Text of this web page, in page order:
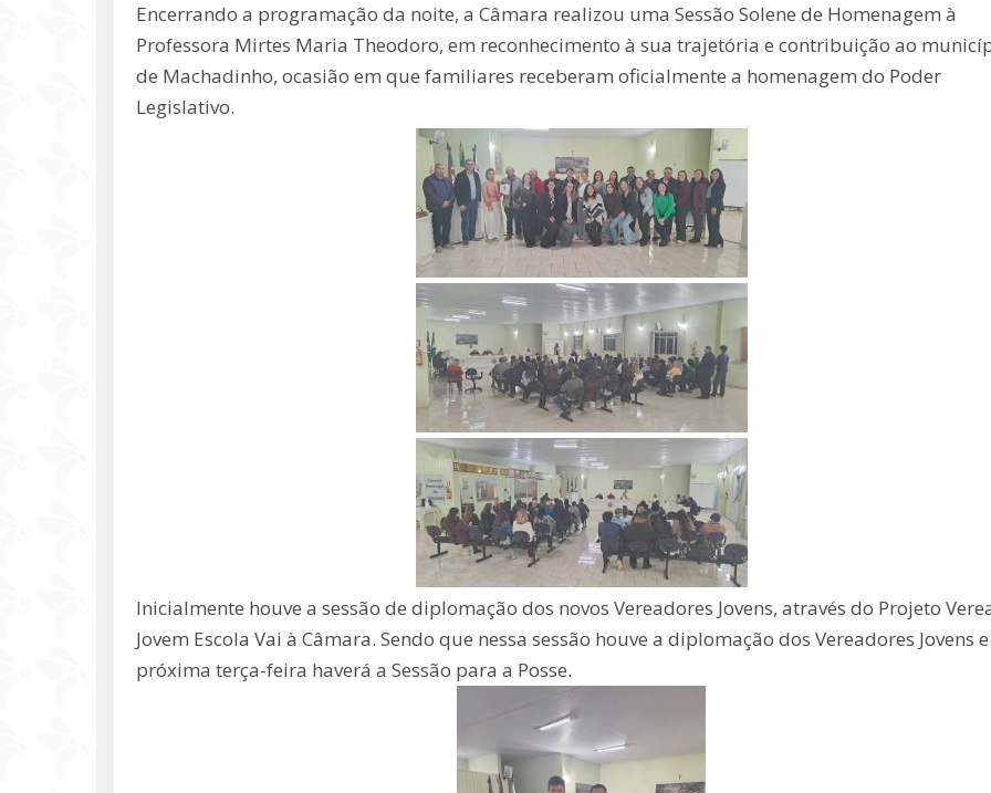
Encerrando a programação da noite, a Câmara realizou uma Sessão Solene de Homenagem à
Professora Mirtes Maria Theodoro, em reconhecimento à sua trajetória e contribuição ao
de Machadinho, ocasião em que familiares receberam oficialmente a homenagem do Poder
Legislativo.
Inicialmente houve a sessão de diplomação dos novos Vereadores Jovens, através do Projeto
Jovem Escola Vai à Câmara. Sendo que nessa sessão houve a diplomação dos Vereadores Jovens
próxima terça-feira haverá a Sessão para a Posse.